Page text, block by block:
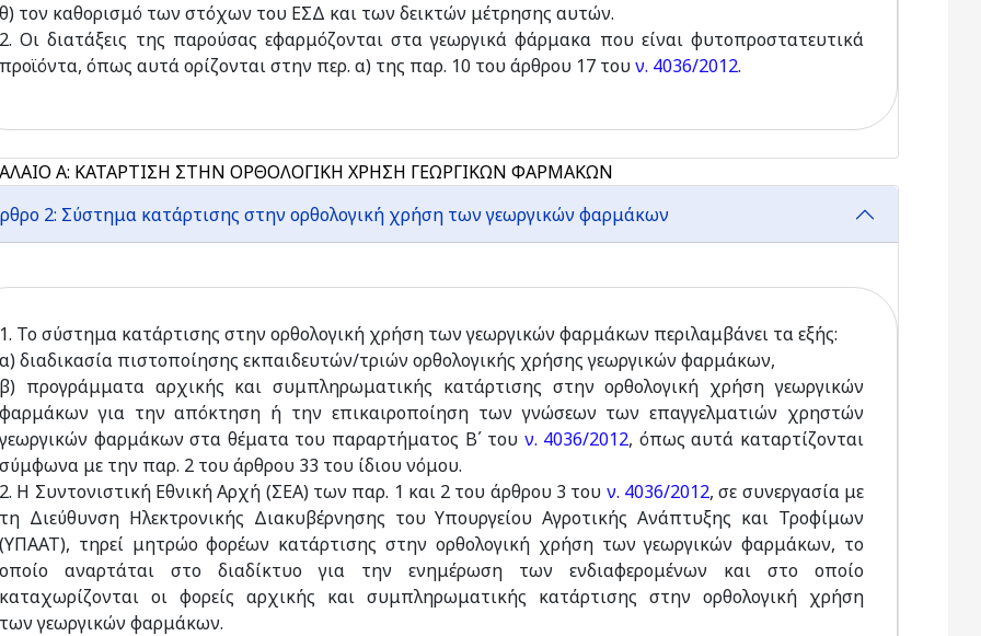
θ) τον καθορισμό των στόχων του ΕΣΔ και των δεικτών μέτρησης αυτών.
2. Οι διατάξεις της παρούσας εφαρμόζονται στα γεωργικά φάρμακα που είναι φυτοπροστατευτικά
προϊόντα, όπως αυτά ορίζονται στην περ. α) της παρ. 10 του άρθρου 17 του ν. 4036/2012.
Α: ΚΑΤΑΡΤΙΣΗ ΣΤΗΝ ΟΡΘΟΛΟΓΙΚΗ ΧΡΗΣΗ ΓΕΩΡΓΙΚΩΝ ΦΑΡΜΑΚΩΝ
2: Σύστημα κατάρτισης στην ορθολογική χρήση των γεωργικών φαρμάκων
1. Το σύστημα κατάρτισης στην ορθολογική χρήση των γεωργικών φαρμάκων περιλαμβάνει τα εξής:
α) διαδικασία πιστοποίησης εκπαιδευτών/τριών ορθολογικής χρήσης γεωργικών φαρμάκων,
β) προγράμματα αρχικής και συμπληρωματικής κατάρτισης στην ορθολογική χρήση γεωργικών
φαρμάκων για την απόκτηση ή την επικαιροποίηση των γνώσεων των επαγγελματιών χρηστών
γεωργικών φαρμάκων στα θέματα του παραρτήματος Β΄ του ν. 4036/2012, όπως αυτά καταρτίζονται
σύμφωνα με την παρ. 2 του άρθρου 33 του ίδιου νόμου.
2. Η Συντονιστική Εθνική Αρχή (ΣΕΑ) των παρ. 1 και 2 του άρθρου 3 του ν. 4036/2012, σε συνεργασία με
τη Διεύθυνση Ηλεκτρονικής Διακυβέρνησης του Υπουργείου Αγροτικής Ανάπτυξης και Τροφίμων
(ΥΠΑΑΤ), τηρεί μητρώο φορέων κατάρτισης στην ορθολογική χρήση των γεωργικών φαρμάκων, το
οποίο αναρτάται στο διαδίκτυο για την ενημέρωση των ενδιαφερομένων και στο οποίο
καταχωρίζονται οι φορείς αρχικής και συμπληρωματικής κατάρτισης στην ορθολογική χρήση
των γεωργικών φαρμάκων.